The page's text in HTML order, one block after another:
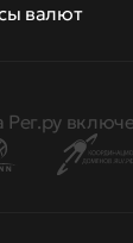
валют